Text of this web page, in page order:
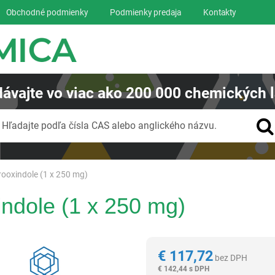
(1 x 250 mg)
(1 x 250 mg)
€117,72 bez DPH
€ 142,44 s DPH
Obchodné podmienky Podmienky predaja Kontakty
vo viac ako200 000 chemických
Hľadajte podľa čísla CAS alebo anglického názvu.